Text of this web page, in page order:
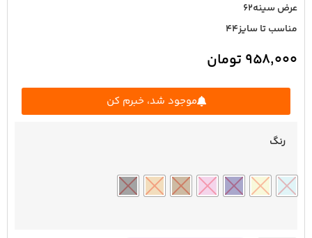
عرض سینه۶۲
مناسب تا سایز۴۴
۹۵۸,۰۰۰ تومان
موجود شد، خبرم کن
رنگ